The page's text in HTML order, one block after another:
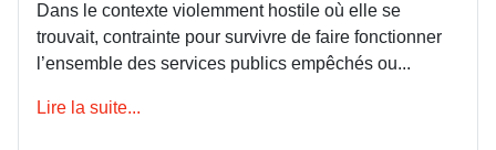
Dans le contexte violemment hostile où elle se
trouvait, contrainte pour survivre de faire fonctionner
l’ensemble des services publics empêchés ou...
Lire la suite...